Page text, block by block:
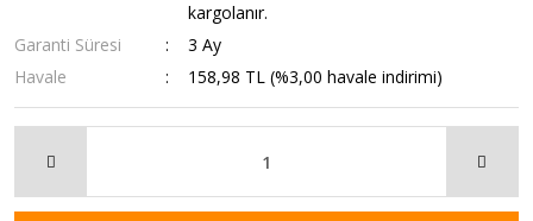
kargolanır.
Garanti Süresi
3 Ay
Havale
158,98 TL (%3,00 havale indirimi)